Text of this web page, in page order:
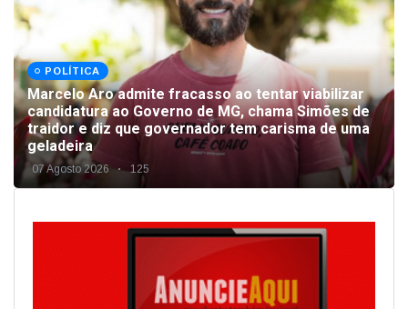
POLÍTICA
Marcelo Aro admite fracasso ao tentar viabilizar
candidatura ao Governo de MG, chama Simões de
traidor e diz que governador tem carisma de uma
geladeira
07 Agosto 2026 125